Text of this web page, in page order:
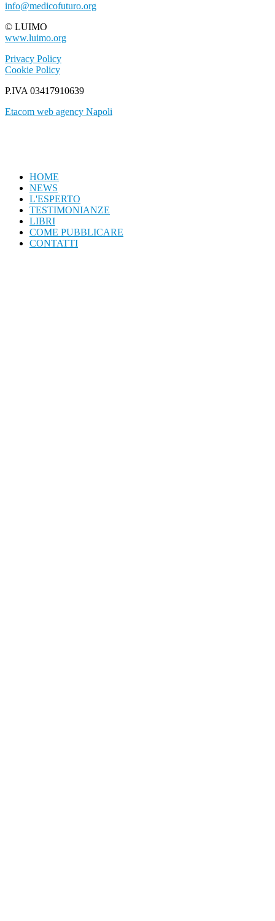
info@medicofuturo.org
© LUIMO
www.luimo.org
Privacy Policy
Cookie Policy
P.IVA 03417910639
Etacom web agency Napoli
HOME
NEWS
L'ESPERTO
TESTIMONIANZE
LIBRI
COME PUBBLICARE
CONTATTI